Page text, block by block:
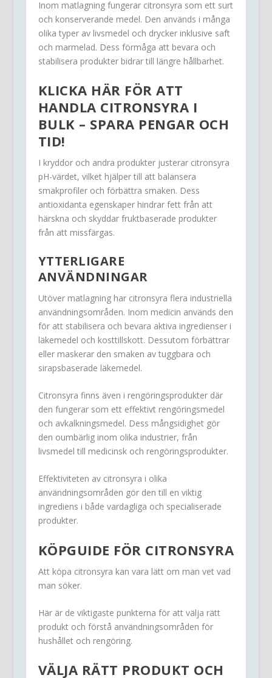
Inom matlagning fungerar citronsyra som ett surt
och konserverande medel. Den används i många
olika typer av livsmedel och drycker inklusive saft
och marmelad. Dess förmåga att bevara och
stabilisera produkter bidrar till längre hållbarhet.
KLICKA HÄR FÖR ATT
HANDLA CITRONSYRA I
BULK – SPARA PENGAR OCH
TID!
I kryddor och andra produkter justerar citronsyra
pH-värdet, vilket hjälper till att balansera
smakprofiler och förbättra smaken. Dess
antioxidanta egenskaper hindrar fett från att
härskna och skyddar fruktbaserade produkter
från att missfärgas.
YTTERLIGARE
ANVÄNDNINGAR
Utöver matlagning har citronsyra flera industriella
användningsområden. Inom medicin används den
för att stabilisera och bevara aktiva ingredienser i
läkemedel och kosttillskott. Dessutom förbättrar
eller maskerar den smaken av tuggbara och
sirapsbaserade läkemedel.
Citronsyra finns även i rengöringsprodukter där
den fungerar som ett effektivt rengöringsmedel
och avkalkningsmedel. Dess mångsidighet gör
den oumbärlig inom olika industrier, från
livsmedel till medicinsk och rengöringsprodukter.
Effektiviteten av citronsyra i olika
användningsområden gör den till en viktig
ingrediens i både vardagliga och specialiserade
produkter.
KÖPGUIDE FÖR CITRONSYRA
Att köpa citronsyra kan vara lätt om man vet vad
man söker.
Här är de viktigaste punkterna för att välja rätt
produkt och förstå användningsområden för
hushållet och rengöring.
VÄLJA RÄTT PRODUKT OCH